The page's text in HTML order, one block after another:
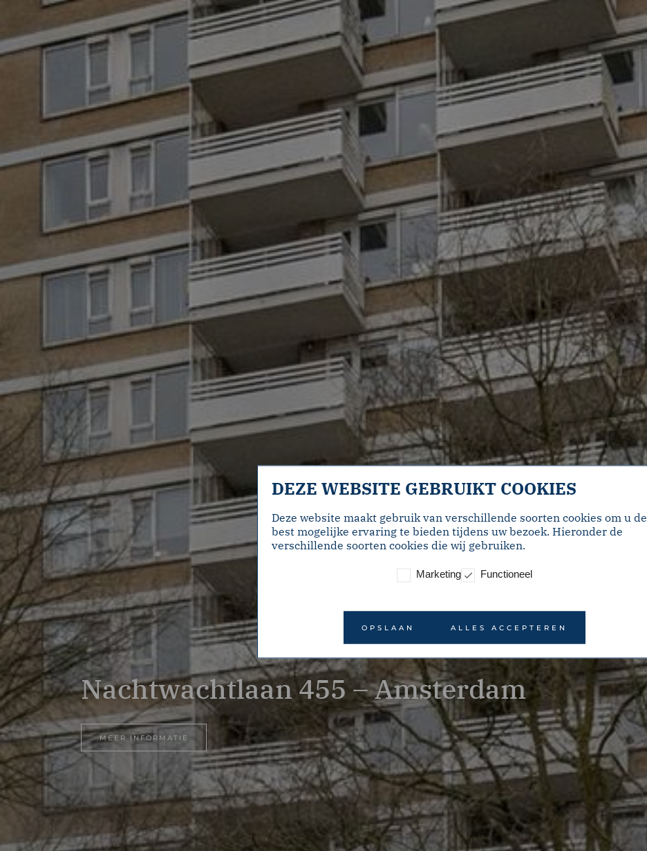
Nachtwachtlaan 455 – Amsterdam
MEER INFORMATIE
DEZE WEBSITE GEBRUIKT COOKIES
Deze website maakt gebruik van verschillende soorten cookies om u de
best mogelijke ervaring te bieden tijdens uw bezoek. Hieronder de
verschillende soorten cookies die wij gebruiken.
Marketing Functioneel
OPSLAAN ALLES ACCEPTEREN